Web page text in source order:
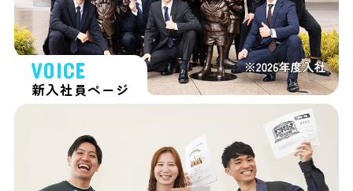
VOICE
新入社員ページ